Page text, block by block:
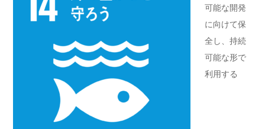
可能な開発
に向けて保
全し、持続
可能な形で
利用する